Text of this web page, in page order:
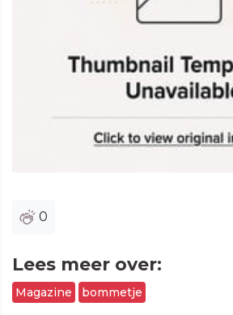
0
Lees meer over:
Magazine bommetje